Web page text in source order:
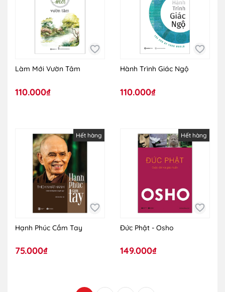
Làm Mới Vườn Tâm
110.000₫
Hành Trình Giác Ngộ
110.000₫
Hết hàng
Hạnh Phúc Cầm Tay
75.000₫
Hết hàng
Đức Phật - Osho
149.000₫